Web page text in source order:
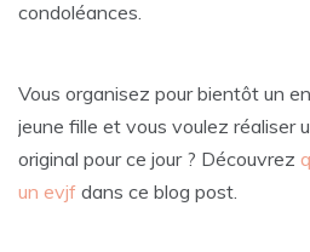
condoléances.
Vous organisez pour bientôt un
jeune fille et vous voulez réaliser
original pour ce jour ? Découvrez
un evjf dans ce blog post.